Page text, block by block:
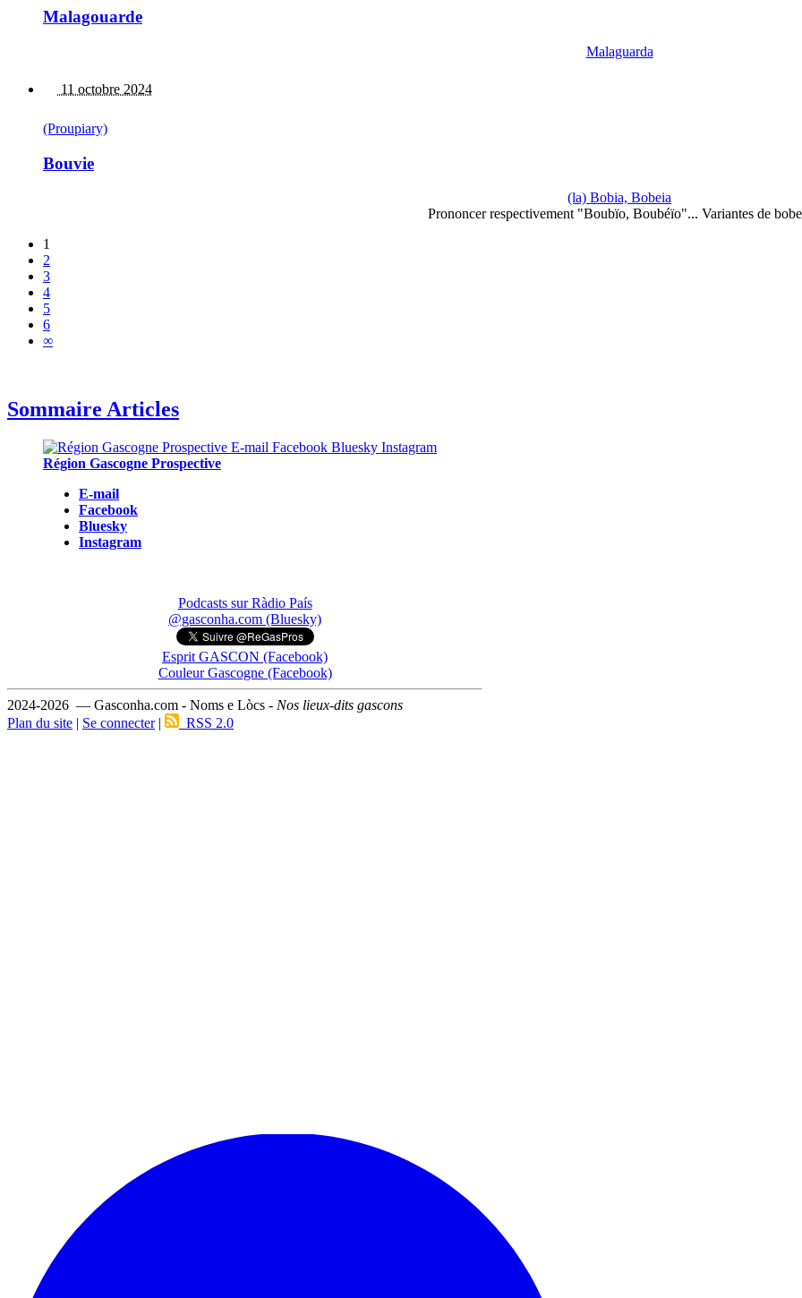
Malagouarde
Malaguarda
11 octobre 2024
(Proupiary)
Bouvie
(la) Bobia, Bobeia
Prononcer respectivement "Boubïo, Boubéïo"... Variantes de
1
2
3
4
5
6
∞
Sommaire Articles
Région Gascogne Prospective
E-mail
Facebook
Bluesky
Instagram
Podcasts sur Ràdio País
@gasconha.com (Bluesky)
Esprit GASCON (Facebook)
Couleur Gascogne (Facebook)
2024-2026 — Gasconha.com - Noms e Lòcs - Nos lieux-dits gascons
Plan du site | Se connecter| RSS 2.0